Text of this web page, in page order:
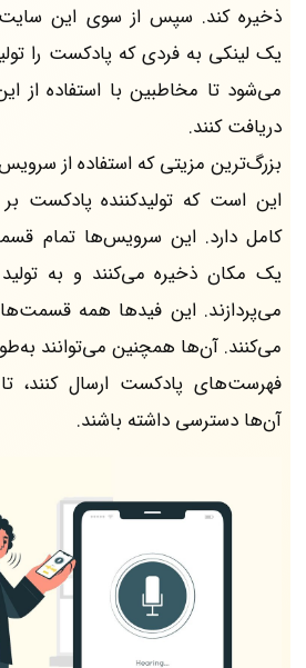
ذخیره کند. سپس از سوی این
یک لینکی به فردی که پادکست را
می‌شود تا مخاطبین با استفاده از
دریافت کنند.
بزرگ‌ترین مزیتی که استفاده از
این است که تولیدکننده پادکست
کامل دارد. این سرویس‌ها تمام
می‌پردازند. این فیدها همه
فهرست‌های پادکست ارسال کنند، تا
آن‌ها دسترسی داشته باشند.